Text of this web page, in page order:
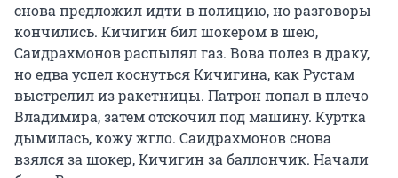
снова предложил идти в полицию, но разговоры
кончились. Кичигин бил шокером в шею,
Саидрахмонов распылял газ. Вова полез в драку,
но едва успел коснуться Кичигина, как Рустам
выстрелил из ракетницы. Патрон попал в плечо
Владимира, затем отскочил под машину. Куртка
дымилась, кожу жгло. Саидрахмонов снова
взялся за шокер, Кичигин за баллончик. Начали